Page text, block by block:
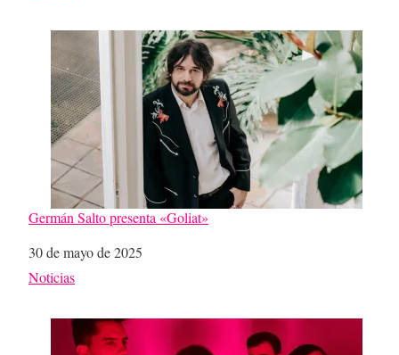
Germán Salto presenta «Goliat»
Fecha
30 de mayo de 2025
Respecto a
Noticias